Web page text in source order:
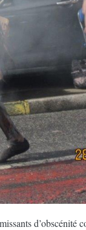
d’obscénité